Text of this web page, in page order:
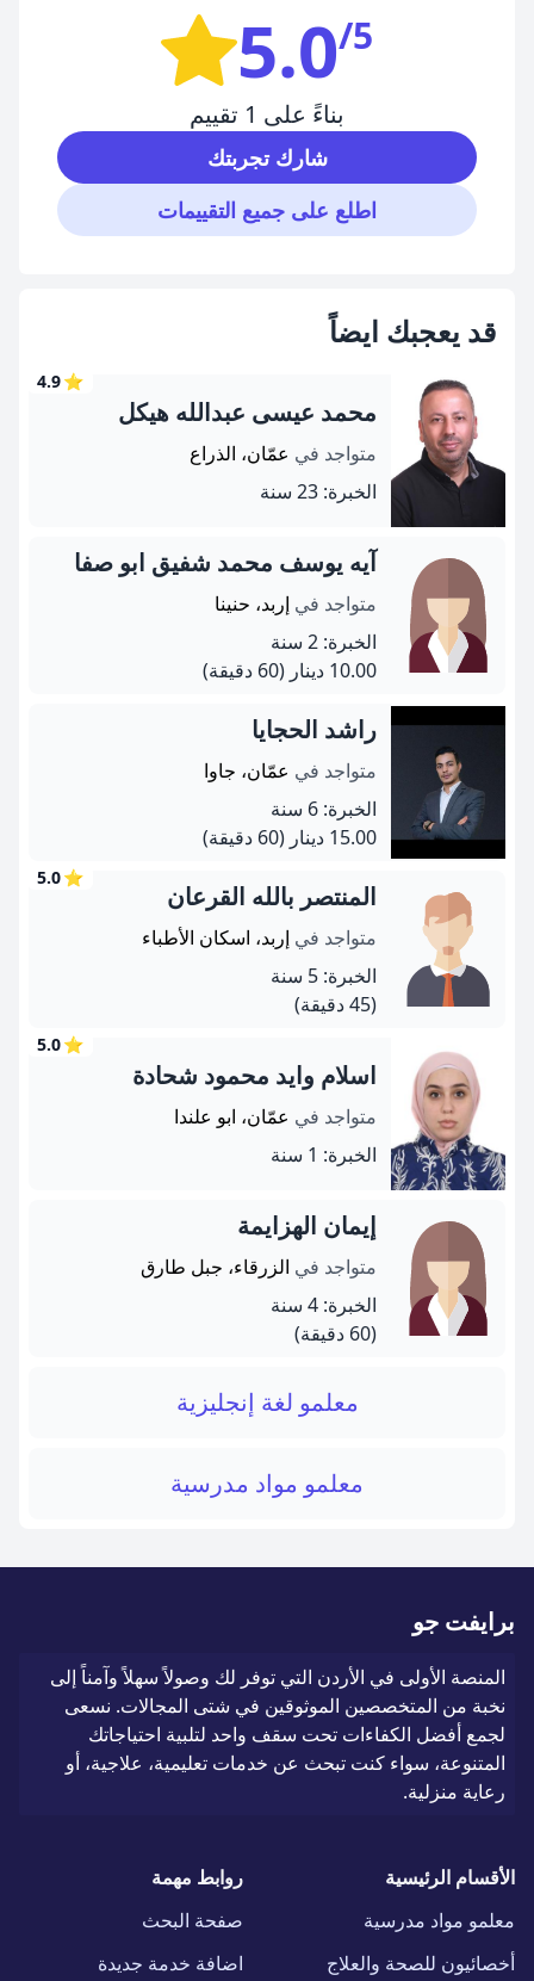
5.0/5
بناءً على 1 تقييم
شارك تجربتك
اطلع على جميع التقييمات
قد يعجبك ايضاً
⭐
4.9
محمد عيسى عبدالله هيكل
متواجد في عمّان، الذراع
الخبرة: 23 سنة
آيه يوسف محمد شفيق ابو صفا
متواجد في إربد، حنينا
الخبرة: 2 سنة
10.00 دينار
(60 دقيقة)
راشد الحجايا
متواجد في عمّان، جاوا
الخبرة: 6 سنة
15.00 دينار
(60 دقيقة)
⭐
5.0
المنتصر بالله القرعان
متواجد في إربد، اسكان الأطباء
الخبرة: 5 سنة
(45 دقيقة)
⭐
5.0
اسلام وايد محمود شحادة
متواجد في عمّان، ابو علندا
الخبرة: 1 سنة
إيمان الهزايمة
متواجد في الزرقاء، جبل طارق
الخبرة: 4 سنة
(60 دقيقة)
معلمو لغة إنجليزية
معلمو مواد مدرسية
برايفت جو
المنصة الأولى في الأردن التي توفر لك وصولاً سهلاً وآمناً إلى
نخبة من المتخصصين الموثوقين في شتى المجالات. نسعى
لجمع أفضل الكفاءات تحت سقف واحد لتلبية احتياجاتك
المتنوعة، سواء كنت تبحث عن خدمات تعليمية، علاجية، أو
رعاية منزلية.
الأقسام الرئيسية
معلمو مواد مدرسية
أخصائيون للصحة والعلاج
روابط مهمة
صفحة البحث
اضافة خدمة جديدة